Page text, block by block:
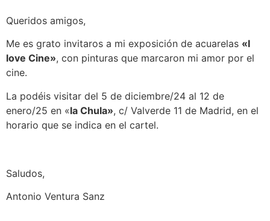
Queridos amigos,
Me es grato invitaros a mi exposición de acuarelas «I
love Cine», con pinturas que marcaron mi amor por el
cine.
La podéis visitar del 5 de diciembre/24 al 12 de
enero/25 en «la Chula», c/ Valverde 11 de Madrid, en el
horario que se indica en el cartel.
Saludos,
Antonio Ventura Sanz